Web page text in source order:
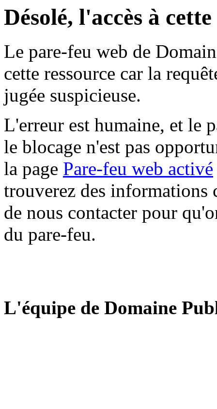
Désolé, l'accès à
Le pare-feu web de
cette ressource car la
jugée suspicieuse.
L'erreur est humaine, et le
le blocage n'est pas
la page Pare-feu web activé
trouverez des informations
de nous contacter pour
du pare-feu.
L'équipe de Domaine